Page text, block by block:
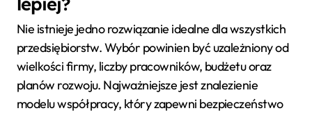
Nie istnieje jedno rozwiązanie idealne dla wszystkich
przedsiębiorstw. Wybór powinien być uzależniony od
wielkości firmy, liczby pracowników, budżetu oraz
planów rozwoju. Najważniejsze jest znalezienie
modelu współpracy, który zapewni bezpieczeństwo